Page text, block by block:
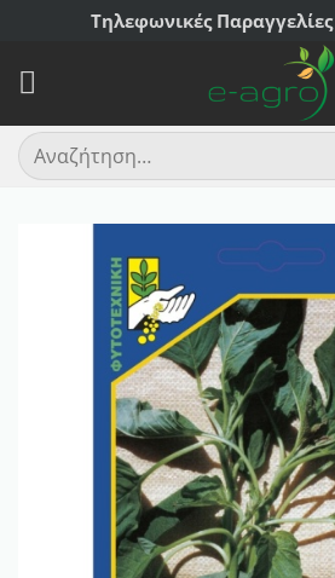
Μετάβαση
περιεχόμενο
Τηλεφωνικές
Αναζήτηση
για: